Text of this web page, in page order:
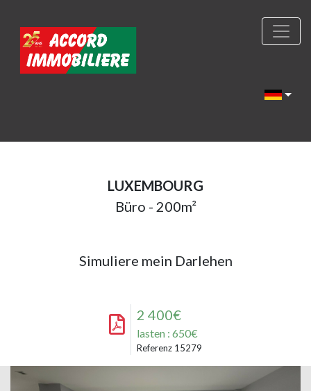
LUXEMBOURG
Büro - 200m²
Simuliere mein Darlehen
2 400€
lasten : 650€
Referenz 15279